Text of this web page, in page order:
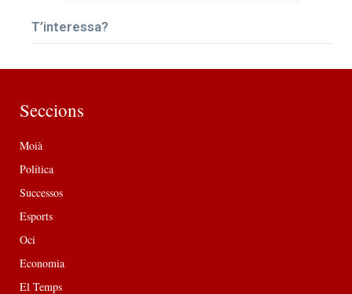
T’interessa?
Seccions
Moià
Política
Successos
Esports
Oci
Economia
El Temps